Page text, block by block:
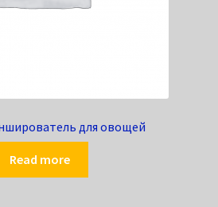
для овощей
Read more